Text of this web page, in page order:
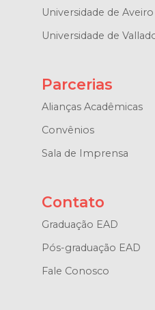
Universidade de Aveiro
Universidade de
Parcerias
Alianças Acadêmicas
Convênios
Sala de Imprensa
Contato
Graduação EAD
Pós-graduação EAD
Fale Conosco